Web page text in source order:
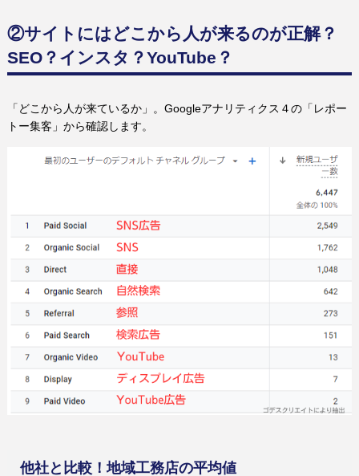
②サイトにはどこから人が来るのが正解？
SEO？インスタ？YouTube？
「どこから人が来ているか」。Googleアナリティクス４の「レポー
トー集客」から確認します。
他社と比較！地域工務店の平均値